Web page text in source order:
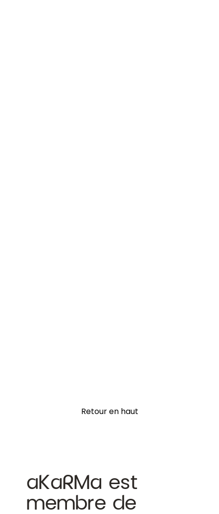
Retour en haut
aKaRMa est
membre de